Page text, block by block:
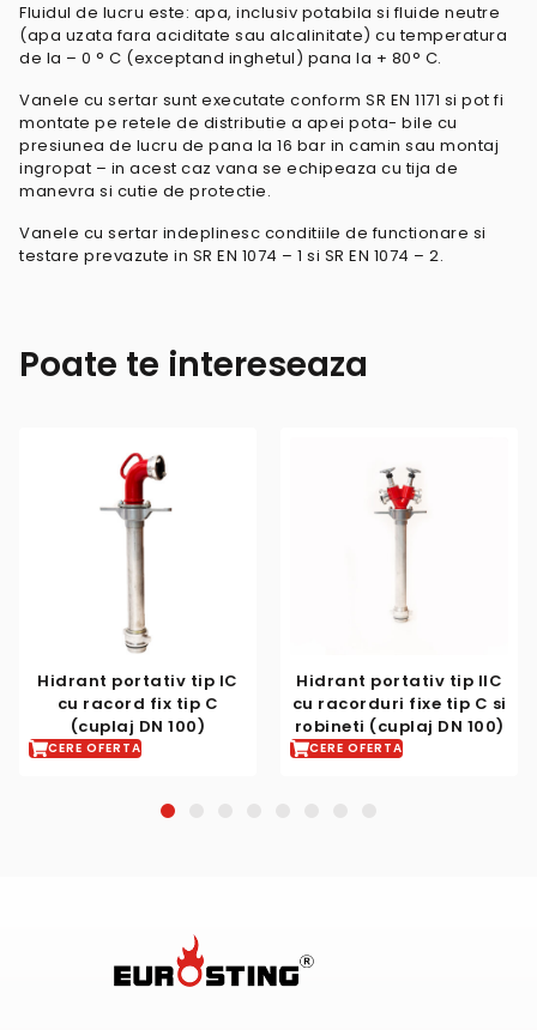
Fluidul de lucru este: apa, inclusiv potabila si fluide neutre
(apa uzata fara aciditate sau alcalinitate) cu temperatura
de la – 0 ° C (exceptand inghetul) pana la + 80° C.
Vanele cu sertar sunt executate conform SR EN 1171 si pot fi
montate pe retele de distributie a apei pota- bile cu
presiunea de lucru de pana la 16 bar in camin sau montaj
ingropat – in acest caz vana se echipeaza cu tija de
manevra si cutie de protectie.
Vanele cu sertar indeplinesc conditiile de functionare si
testare prevazute in SR EN 1074 – 1 si SR EN 1074 – 2.
Poate te intereseaza
Hidrant portativ tip IC
cu racord fix tip C
(cuplaj DN 100)
CERE OFERTA
Hidrant portativ tip IIC
cu racorduri fixe tip C si
robineti (cuplaj DN 100)
CERE OFERTA
3